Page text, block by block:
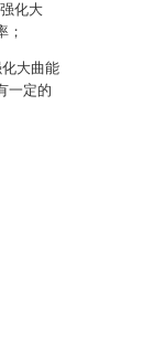
化大
；
大曲能
一定的